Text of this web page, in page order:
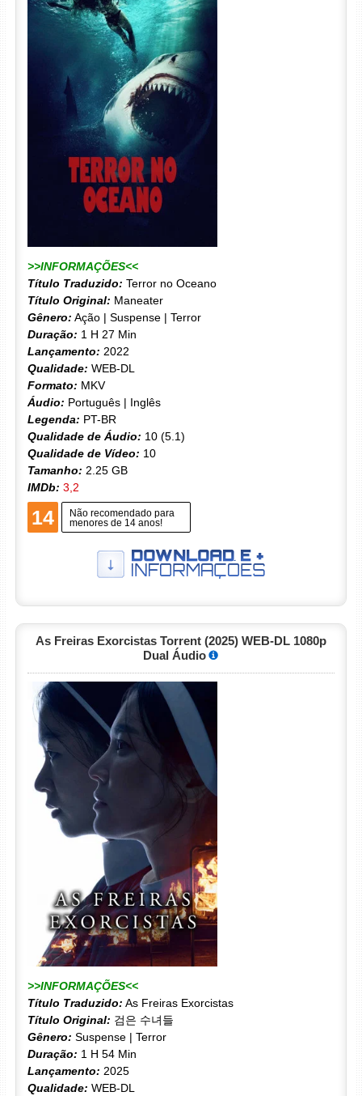
>>INFORMAÇÕES<<
Título Traduzido: Terror no Oceano
Título Original: Maneater
Gênero: Ação | Suspense | Terror
Duração: 1 H 27 Min
Lançamento: 2022
Qualidade: WEB-DL
Formato: MKV
Áudio: Português | Inglês
Legenda: PT-BR
Qualidade de Áudio: 10 (5.1)
Qualidade de Vídeo: 10
Tamanho: 2.25 GB
IMDb: 3,2
14
Não recomendado para
menores de 14 anos!
As Freiras Exorcistas Torrent (2025) WEB-DL 1080p
Dual Áudio
>>INFORMAÇÕES<<
Título Traduzido: As Freiras Exorcistas
Título Original: 검은 수녀들
Gênero: Suspense | Terror
Duração: 1 H 54 Min
Lançamento: 2025
Qualidade: WEB-DL